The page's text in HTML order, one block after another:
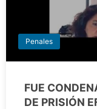
Penales
FUE
DE PRISIÓN